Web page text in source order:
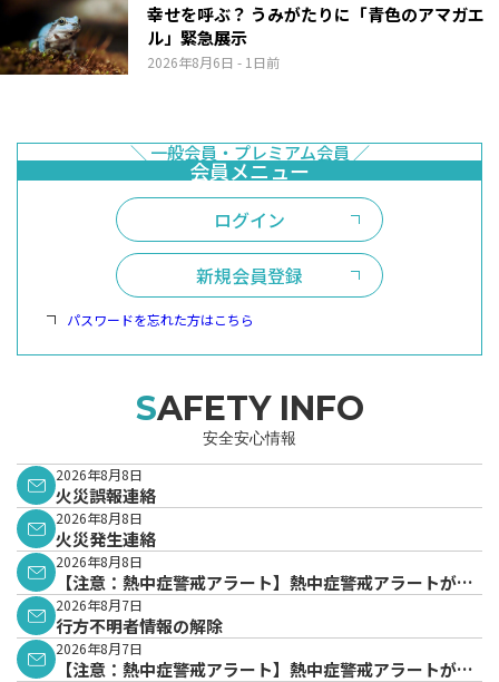
2026年8月6日 - 1日前
幸せを呼ぶ？ うみがたりに「青色のアマガエ
ル」緊急展示
ログイン
新規会員登録
パスワードを忘れた方はこちら
SAFETY INFO
安全安心情報
2026年8月8日
火災誤報連絡
2026年8月8日
火災発生連絡
2026年8月8日
【注意：熱中症警戒アラート】熱中症警戒アラートが発
表されています。
2026年8月7日
行方不明者情報の解除
2026年8月7日
【注意：熱中症警戒アラート】熱中症警戒アラートが発